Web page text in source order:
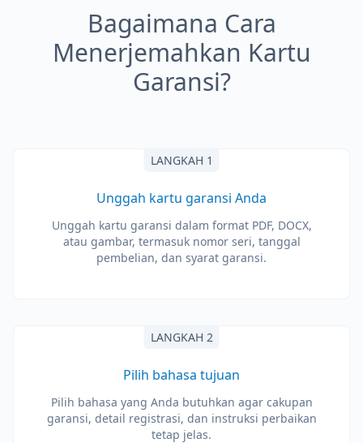
Bagaimana Cara
Menerjemahkan Kartu
Garansi?
LANGKAH 1
Unggah kartu garansi Anda
Unggah kartu garansi dalam format PDF, DOCX,
atau gambar, termasuk nomor seri, tanggal
pembelian, dan syarat garansi.
LANGKAH 2
Pilih bahasa tujuan
Pilih bahasa yang Anda butuhkan agar cakupan
garansi, detail registrasi, dan instruksi perbaikan
tetap jelas.